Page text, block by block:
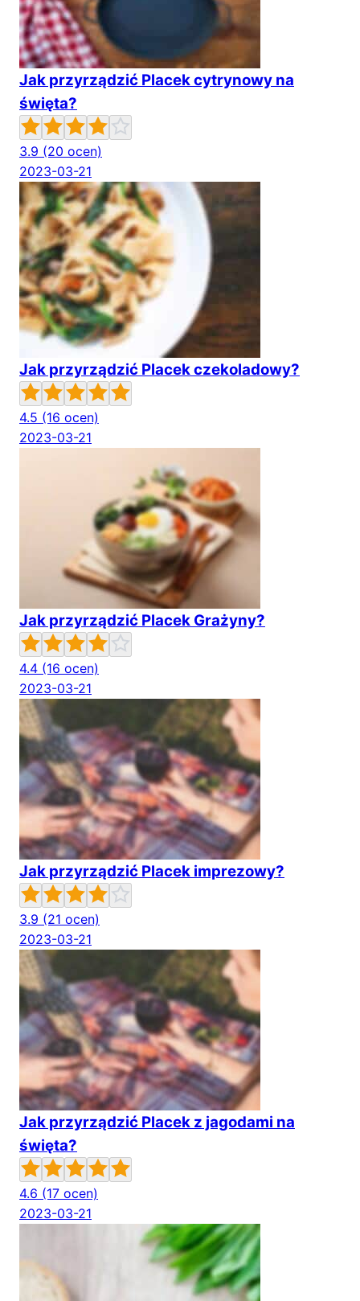
Jak przyrządzić Placek cytrynowy na
święta?
3.9 (20 ocen)
2023-03-21
Jak przyrządzić Placek czekoladowy?
4.5 (16 ocen)
2023-03-21
Jak przyrządzić Placek Grażyny?
4.4 (16 ocen)
2023-03-21
Jak przyrządzić Placek imprezowy?
3.9 (21 ocen)
2023-03-21
Jak przyrządzić Placek z jagodami na
święta?
4.6 (17 ocen)
2023-03-21